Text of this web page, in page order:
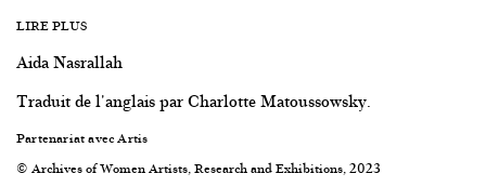
LIRE PLUS
Aida Nasrallah
Traduit de l'anglais par Charlotte Matoussowsky.
Partenariat avec Artis
© Archives of Women Artists, Research and Exhibitions, 2023